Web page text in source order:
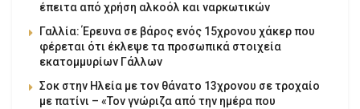
έπειτα από χρήση αλκοόλ και ναρκωτικών
Γαλλία: Έρευνα σε βάρος ενός 15χρονου χάκερ που
φέρεται ότι έκλεψε τα προσωπικά στοιχεία
εκατομμυρίων Γάλλων
Σοκ στην Ηλεία με τον θάνατο 13χρονου σε τροχαίο
με πατίνι – «Τον γνώριζα από την ημέρα που